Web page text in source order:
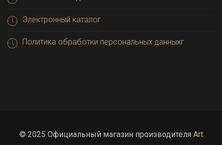
Электронный каталог
Политика обработки персональных данныхг
© 2025 Официальный магазин производителя Art